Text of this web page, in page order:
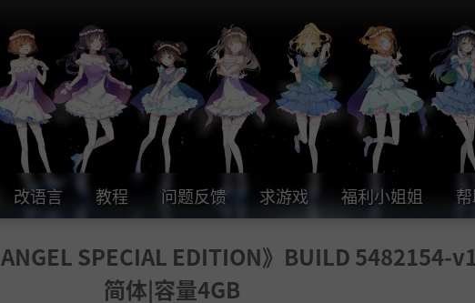
改语言 教程 问题反馈 求游戏 福利小姐姐
ANGEL SPECIAL EDITION》BUILD 5482154-
简体|容量4GB